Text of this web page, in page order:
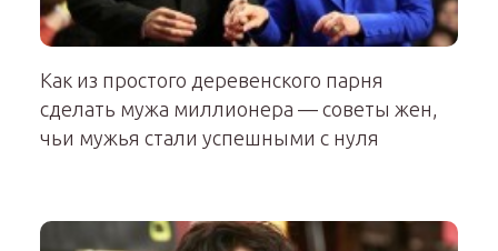
Как из простого деревенского парня
сделать мужа миллионера — советы жен,
чьи мужья стали успешными с нуля